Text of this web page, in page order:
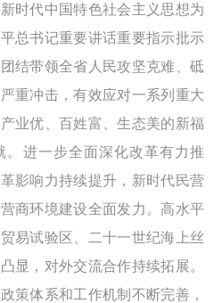
时代中国特色社会主义思想为
总书记重要讲话重要指示批示
结带领全省人民攻坚克难、砥
重冲击，有效应对一系列重大
业优、百姓富、生态美的新福
。进一步全面深化改革有力推
影响力持续提升，新时代民营
商环境建设全面发力。高水平
易试验区、二十一世纪海上丝
显，对外交流合作持续拓展。
策体系和工作机制不断完善，